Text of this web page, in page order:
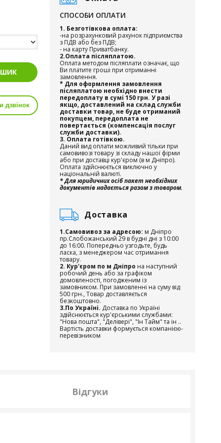
дзвінок
СПОСОБИ ОПЛАТИ
1. Безготівкова оплата:
-на розрахунковий рахунок підприємства
з ПДВ або без ПДВ;
- на карту Приватбанку.
2.Оплата післяплатою.
Оплата методом післяплати означає, що
Ви платите гроші при отриманні
замовлення.
* Для оформлення замовлення
післяплатою необхідно внести
передоплату в сумі 150 грн. У разі
якщо, доставлений на склад служби
доставки товар, не буде отриманий
покупцем, передоплата не
повертається (компенсація послуг
служби доставки).
3. Оплата готівкою.
Даний вид оплати можливий тільки при
самовивозі товару зі складу нашої фірми
або при доставці кур'єром (в м Дніпро).
Оплата здійснюється виключно у
національній валюті.
* Для юридичних осіб пакет необхідних
документів надається разом з товаром.
Доставка
1.Самовивоз за адресою: м Дніпро
пр.Слобожанський 29 в будні дні з 10:00
до 16:00. Попередньо узгодьте, будь
ласка, з менеджером час отримання
товару.
2. Кур'єром по м Дніпро на наступний
робочий день або за графіком
домовленості, погодженим із
замовником. При замовленні на суму від
500 грн., Товар доставляється
безкоштовно.
3.По Україні. Доставка по Україні
здійснюється кур'єрськими службами:
"Нова пошта", "Делівері", "Ін Тайм" та ін ..
Вартість доставки формується компанією-
перевізником
Відгуки